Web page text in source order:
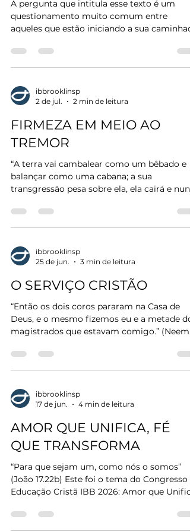
A pergunta que intitula esse texto é um
questionamento muito comum entre
aqueles que estão iniciando a sua
relacionada a própria salvação, visto que, se
as boas obras não salvam, então qual é o
preciso fazes boas obras? A partir desse
questionamento vamos visualizar três
boas obras. A primeira delas é de que a
motivação pela qual e
ibbrooklinsp
2 de jul.
2 min de leitura
FIRMEZA EM MEIO AO
TREMOR
“A terra vai cambalear como um bêbado e
balançar como uma cabana; a sua
transgressão pesa sobre ela, ela cairá e
este mês de julho de 2026 com os ecos de
um planeta que parece clamar por socorro.
testemunhas de eventos geológicos
o forte terremoto de magnitude 7.2 na
Venezuela e os abalos de 6.5 nas Filipinas.
Mais do que fenômenos naturais, esses
eventos nos convidam a uma ref
ibbrooklinsp
25 de jun.
3 min de leitura
O SERVIÇO CRISTÃO
“Então os dois coros pararam na Casa de
Deus, e o mesmo fizemos eu e a metade
magistrados que estavam comigo.”
crente, salvo por Jesus e membro atuante
igreja de Cristo, tem é o de servir no reino
chamados à presença de Deus, mas ele nos
fez seus filhos, amigos e embaixadores do
seu reino. Muitos me perguntam o que eles
devem fazer para servir na igreja, e a minha
resposta é sem
ibbrooklinsp
17 de jun.
4 min de leitura
AMOR QUE UNIFICA, FÉ
QUE TRANSFORMA
“Para que sejam um, como nós o somos”
(João 17.22b) Este foi o tema do Congresso
Educação Cristã IBB 2026: Amor que
de nossa igreja, “Somos Um”, o congresso
nos conduziu à oração sacerdotal de Jesus